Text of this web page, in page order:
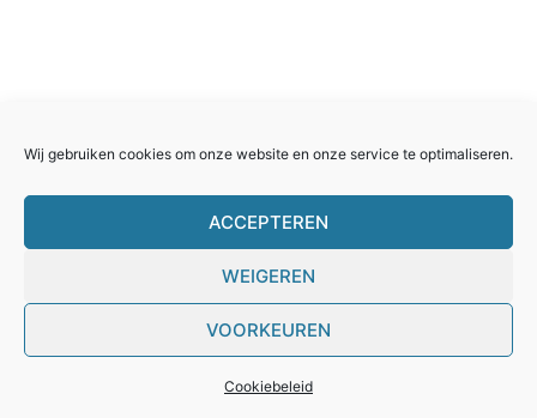
Wij gebruiken cookies om onze website en onze service te optimaliseren.
ACCEPTEREN
WEIGEREN
VOORKEUREN
Cookiebeleid